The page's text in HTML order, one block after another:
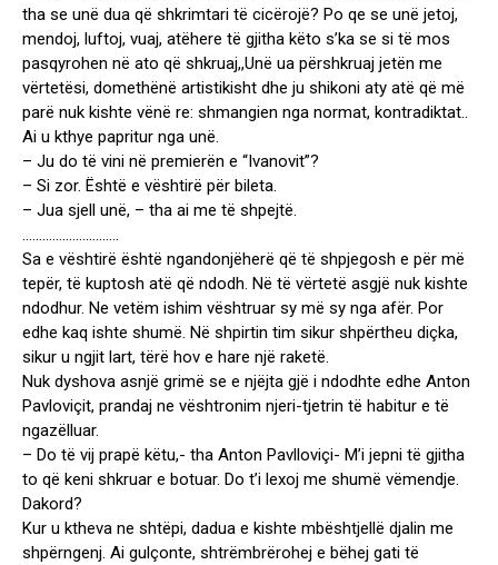
tha se unë dua që shkrimtari të cicërojë? Po qe se unë jetoj,
mendoj, luftoj, vuaj, atëhere të gjitha këto s’ka se si të mos
pasqyrohen në ato që shkruaj,,Unë ua përshkruaj jetën me
vërtetësi, domethënë artistikisht dhe ju shikoni aty atë që më
parë nuk kishte vënë re: shmangien nga normat, kontradiktat..
Ai u kthye papritur nga unë.
– Ju do të vini në premierën e “Ivanovit”?
– Si zor. Është e vështirë për bileta.
– Jua sjell unë, – tha ai me të shpejtë.
………………………..
Sa e vështirë është ngandonjëherë që të shpjegosh e për më
tepër, të kuptosh atë që ndodh. Në të vërtetë asgjë nuk kishte
ndodhur. Ne vetëm ishim vështruar sy më sy nga afër. Por
edhe kaq ishte shumë. Në shpirtin tim sikur shpërtheu diçka,
sikur u ngjit lart, tërë hov e hare një raketë.
Nuk dyshova asnjë grimë se e njëjta gjë i ndodhte edhe Anton
Pavloviçit, prandaj ne vështronim njeri-tjetrin të habitur e të
ngazëlluar.
– Do të vij prapë këtu,- tha Anton Pavlloviçi- M’i jepni të gjitha
to që keni shkruar e botuar. Do t’i lexoj me shumë vëmendje.
Dakord?
Kur u ktheva ne shtëpi, dadua e kishte mbështjellë djalin me
shpërngenj. Ai gulçonte, shtrëmbrërohej e bëhej gati të